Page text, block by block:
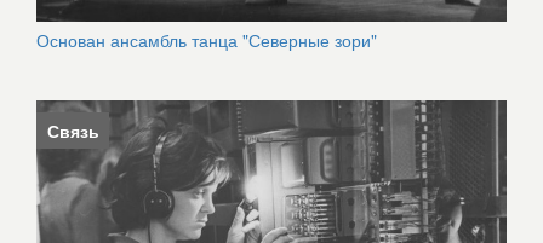
Основан ансамбль танца "Северные зори"
Связь